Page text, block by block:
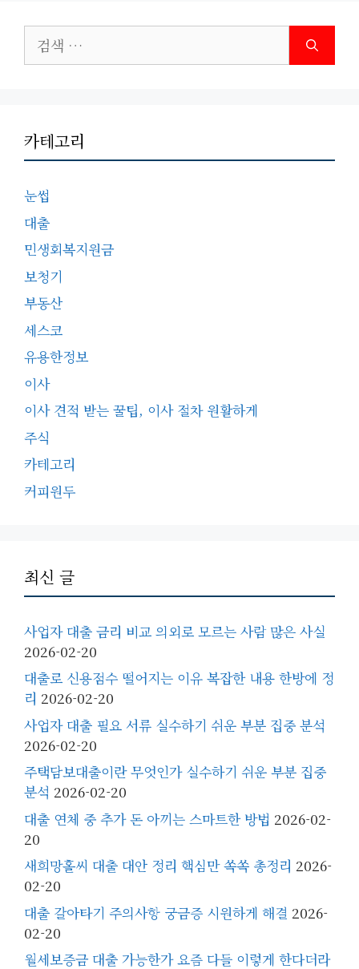
색:
카테고리
눈썹
대출
민생회복지원금
보청기
부동산
세스코
유용한정보
이사
이사 견적 받는 꿀팁, 이사 절차 원활하게
주식
카테고리
커피원두
최신 글
사업자 대출 금리 비교 의외로 모르는 사람 많은 사실
2026-02-20
대출로 신용점수 떨어지는 이유 복잡한 내용 한방에 정
리 2026-02-20
사업자 대출 필요 서류 실수하기 쉬운 부분 집중 분석
2026-02-20
주택담보대출이란 무엇인가 실수하기 쉬운 부분 집중
분석 2026-02-20
대출 연체 중 추가 돈 아끼는 스마트한 방법 2026-02-
20
새희망홀씨 대출 대안 정리 핵심만 쏙쏙 총정리 2026-
02-20
대출 갈아타기 주의사항 궁금증 시원하게 해결 2026-
02-20
월세보증금 대출 가능한가 요즘 다들 이렇게 한다더라